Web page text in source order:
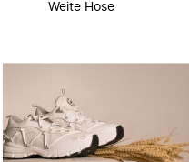
Weite Hose